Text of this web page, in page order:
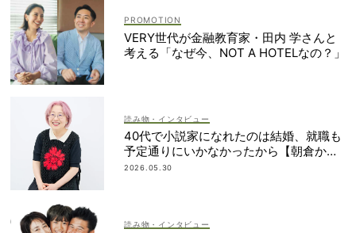
VERY世代が金融教育家・田内 学さんと
考える「なぜ今、NOT A HOTELなの？」
読み物・インタビュー
40代で小説家になれたのは結婚、就職も
予定通りにいかなかったから【朝倉かす
みさん】
2026.05.30
読み物・インタビュー